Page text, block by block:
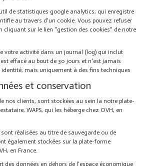
de statistiques google analytics, qui enregistre
au travers d'un cookie. Vous pouvez refuser
cliquant sur le lien "gestion des cookies" de notre
votre activité dans un journal (log) qui inclut
est effacé au bout de 30 jours et n'est jamais
mais uniquement à des fins techniques
et conservation
nos clients, sont stockées au sein la notre plate-
WAPS, qui les héberge chez OVH, en
réalisées au titre de sauvegarde ou de
également stockées sur la plate-forme
en France.
des données en dehors de l'espace économique